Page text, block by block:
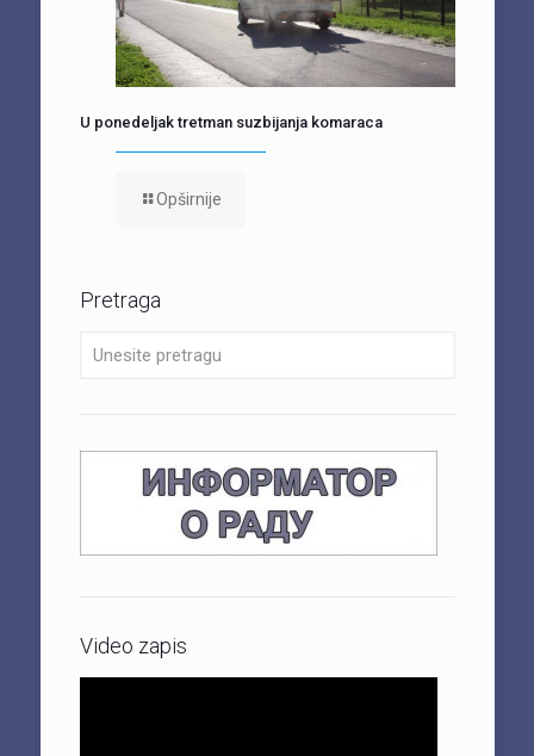
U ponedeljak tretman suzbijanja komaraca
Opširnije
Pretraga
Video zapis